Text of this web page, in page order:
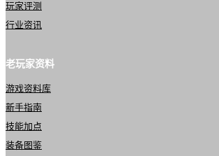
玩家评测
行业资讯
老玩家资料
游戏资料库
新手指南
技能加点
装备图鉴